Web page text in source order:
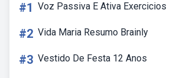
#1 Voz Passiva E Ativa Exercicios
#2 Vida Maria Resumo Brainly
#3 Vestido De Festa 12 Anos